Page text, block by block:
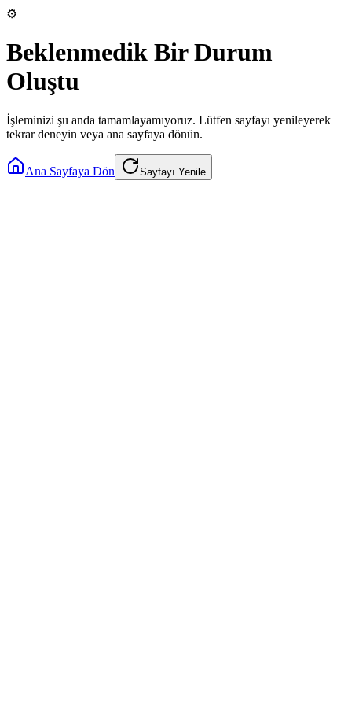
⚙️
Beklenmedik Bir Durum
Oluştu
İşleminizi şu anda tamamlayamıyoruz. Lütfen sayfayı yenileyerek
tekrar deneyin veya ana sayfaya dönün.
Ana Sayfaya Dön Sayfayı Yenile